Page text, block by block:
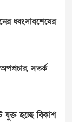
ধ্বংসাবশেষের
সতর্ক
যুক্ত হচ্ছে বিকাশ